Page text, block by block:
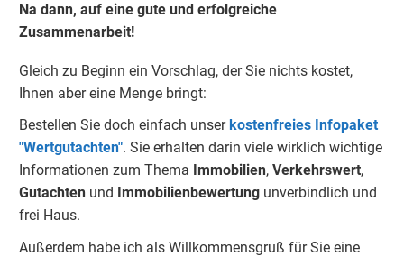
Na dann, auf eine gute und erfolgreiche
Zusammenarbeit!
Gleich zu Beginn ein Vorschlag, der Sie nichts kostet,
Ihnen aber eine Menge bringt:
Bestellen Sie doch einfach unser kostenfreies Infopaket
"Wertgutachten". Sie erhalten darin viele wirklich wichtige
Informationen zum Thema Immobilien, Verkehrswert,
Gutachten und Immobilienbewertung unverbindlich und
frei Haus.
Außerdem habe ich als Willkommensgruß für Sie eine